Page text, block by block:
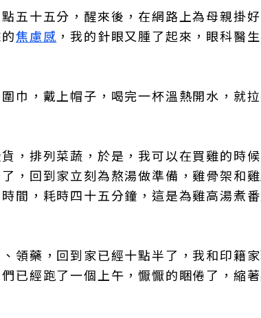
五十五分，醒來後，在網路上為母親掛
焦慮感 ，我的針眼又腫了起來，眼科醫
巾，戴上帽子，喝完一杯溫熱開水，就
，排列菜蔬，於是，我可以在買雞的時
，回到家立刻為熬湯做準備，雞骨架和
間，耗時四十五分鐘，這是為雞高湯煮
領藥，回到家已經十點半了，我和印籍
已經跑了一個上午，懨懨的睏倦了，縮